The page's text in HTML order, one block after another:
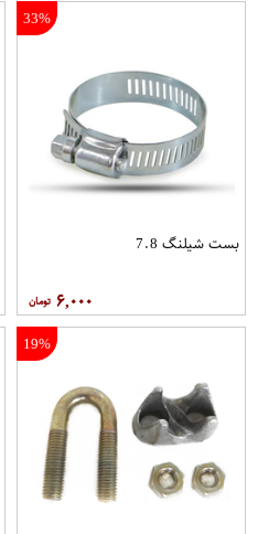
33%
بست شیلنگ 7.8
۶,۰۰۰
19%